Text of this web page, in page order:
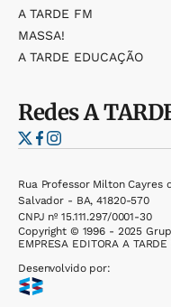
A TARDE FM
MASSA!
A TARDE EDUCAÇÃO
RedesA
Rua Professor Milton Cayres
Salvador - BA, 41820-570
CNPJ nº 15.111.297/0001-30
Copyright © 1996 - 2025
EMPRESA EDITORA A TARDE
Desenvolvido por: